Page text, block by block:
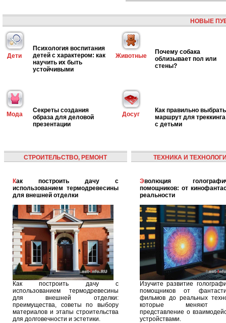
НОВЫЕ
Дети
Психология воспитания
детей с характером: как
научить их быть
устойчивыми
Животные
Почему собака
облизывает пол или
стены?
Мода
Секреты создания
образа для деловой
презентации
Досуг
Как правильно выбрать
маршрут для треккинга
с детьми
СТРОИТЕЛЬСТВО, РЕМОНТ
Как построить дачу с
использованием термодревесины
для внешней отделки
Как построить дачу с
использованием термодревесины
для внешней отделки:
преимущества, советы по выбору
материалов и этапы строительства
для долговечности и эстетики.
ТЕХНИКА И
Эволюция голографических
помощников: от
реальности
Изучите развитие
помощников от
фильмов до реальных
которые меняют
представление о
устройствами.